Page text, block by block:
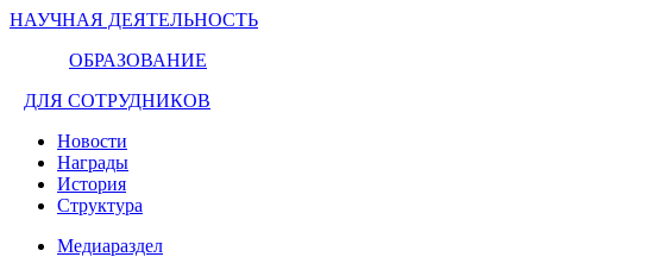
НАУЧНАЯ ДЕЯТЕЛЬНОСТЬ
ОБРАЗОВАНИЕ
ДЛЯ СОТРУДНИКОВ
Новости
Награды
История
Структура
Медиараздел